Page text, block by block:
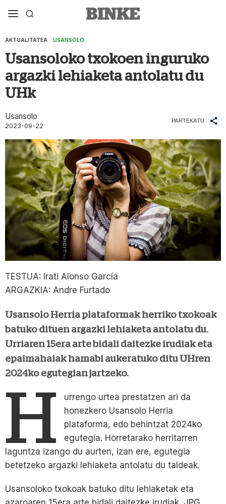
AKTUALITATEA · USANSOLO
Usansoloko txokoen inguruko
argazki lehiaketa antolatu du
UHk
Usansolo
2023-09-22
PARTEKATU
TESTUA: Irati Alonso García
ARGAZKIA: Andre Furtado
Usansolo Herria plataformak herriko txokoak
batuko dituen argazki lehiaketa antolatu du.
Urriaren 15era arte bidali daitezke irudiak eta
epaimahaiak hamabi aukeratuko ditu UHren
2024ko egutegian jartzeko.
H
urrengo urtea prestatzen ari da
honezkero Usansolo Herria
plataforma, edo behintzat 2024ko
egutegia. Horretarako herritarren
laguntza izango du aurten, izan ere, egutegia
betetzeko argazki lehiaketa antolatu du taldeak.
Usansoloko txokoak batuko ditu lehiaketak eta